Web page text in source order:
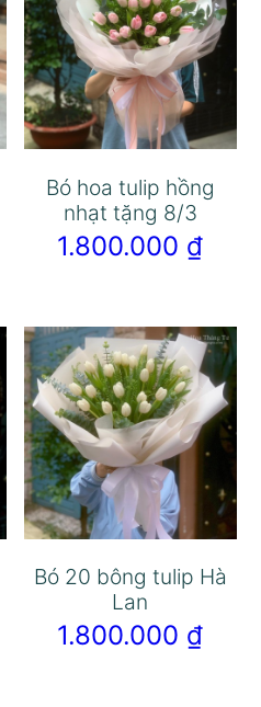
Bó hoa tulip hồng
nhạt tặng 8/3
1.800.000 ₫
Bó 20 bông tulip Hà
Lan
1.800.000 ₫